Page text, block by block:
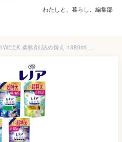
わたしと、暮らし。編集部
【3・4袋】選べる香り レノア 超消臭1WEEK 柔軟剤 詰め替え 1380ml 送料無料 柔軟剤 1週間 タオル 寝具 衣類 汗臭・生乾き臭・体臭 消臭長持ち 抗菌 花粉ブロック つめかえ用 P&G 【D】